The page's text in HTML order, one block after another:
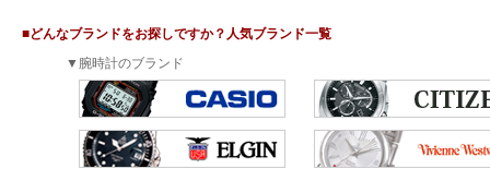
■どんなブランドをお探しですか？人気ブランド一覧
▼腕時計のブランド